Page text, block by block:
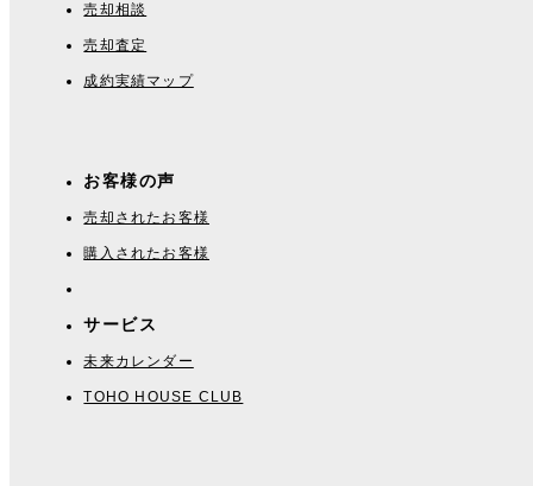
売却相談
売却査定
成約実績マップ
お客様の声
売却されたお客様
購入されたお客様
サービス
未来カレンダー
TOHO HOUSE CLUB